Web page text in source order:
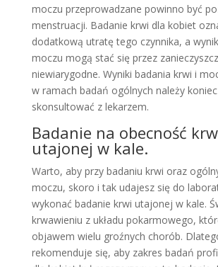
moczu przeprowadzane powinno być
menstruacji. Badanie krwi dla kobiet
dodatkową utratę tego czynnika, a
moczu mogą stać się przez
niewiarygodne. Wyniki badania krwi i
w ramach badań ogólnych należy
skonsultować z lekarzem.
Badanie na obecność
utajonej w kale.
Warto, aby przy badaniu krwi oraz
moczu, skoro i tak udajesz się do
wykonać badanie krwi utajonej w kale.
krwawieniu z układu pokarmowego,
objawem wielu groźnych chorób.
rekomenduje się, aby zakres badań